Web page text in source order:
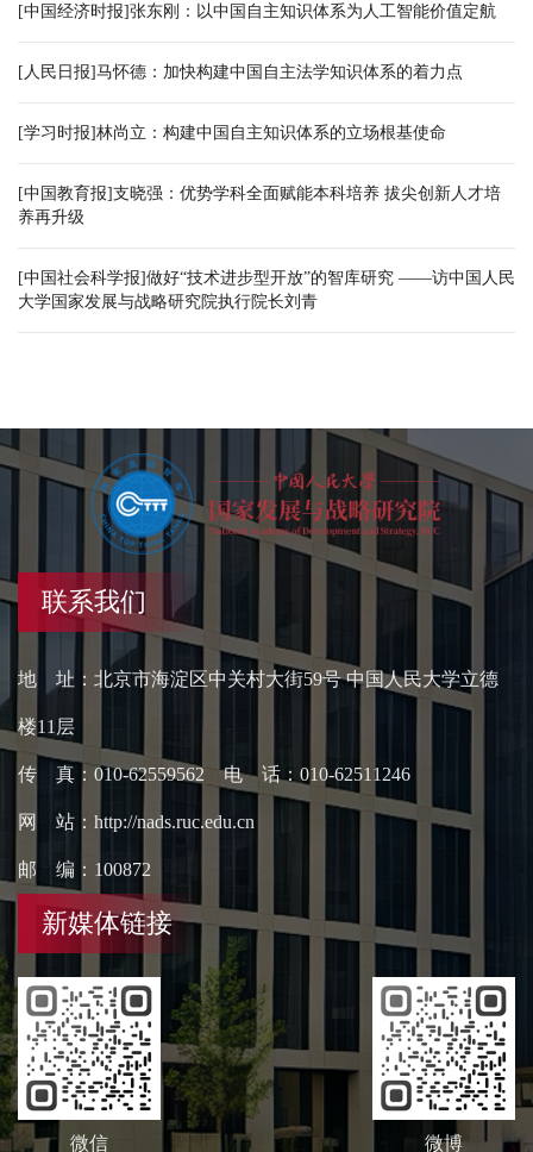
[中国经济时报]张东刚：以中国自主知识体系为人工智能价值定航
[人民日报]马怀德：加快构建中国自主法学知识体系的着力点
[学习时报]林尚立：构建中国自主知识体系的立场根基使命
[中国教育报]支晓强：优势学科全面赋能本科培养 拔尖创新人才培
养再升级
[中国社会科学报]做好“技术进步型开放”的智库研究 ——访中国人民
大学国家发展与战略研究院执行院长刘青
联系我们
地 址：北京市海淀区中关村大街59号 中国人民大学立德
楼11层
传 真：010-62559562 电 话：010-62511246
网 站：http://nads.ruc.edu.cn
邮 编：100872
新媒体链接
微信 微博